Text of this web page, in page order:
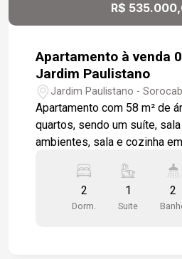
R$
Apartamento à venda
Jardim Paulistano
Jardim Paulistano -
Apartamento com 58 m² de
quartos, sendo um suíte,
ambientes, sala e cozinha
pias , bancadas em granito,
pia de bancada em granito,
01 depósito. O condomínio conta com portaria 24
2
Dorm.
1
Suite
2